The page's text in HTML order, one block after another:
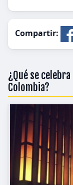
Compartir:
¿Qué se
Colombia?